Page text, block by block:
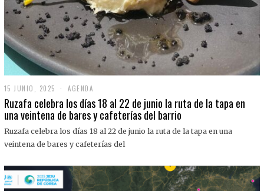
15 JUNIO, 2025
J
U
I
O
0
2
5
AGENDA
Ruzafa celebra los días 18 al 22 de junio la ruta de la tapa en
una veintena de bares y cafeterías del barrio
Ruzafa celebra los días 18 al 22 de junio la ruta de la tapa en una
veintena de bares y cafeterías del